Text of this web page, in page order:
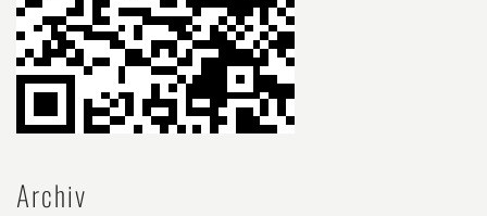
Archiv